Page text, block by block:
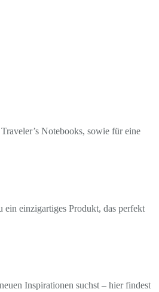
Notebooks, sowie für eine
einzigartiges Produkt, das perfekt
Inspirationen suchst – hier findest